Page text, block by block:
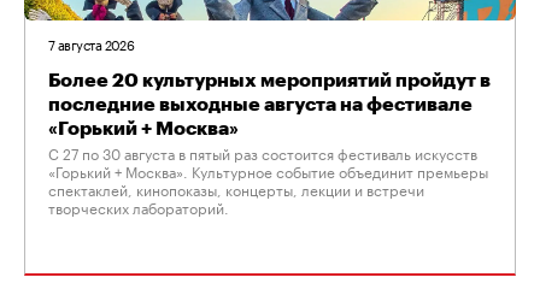
7 августа 2026
Более 20 культурных мероприятий пройдут в
последние выходные августа на фестивале
«Горький + Москва»
С 27 по 30 августа в пятый раз состоится фестиваль искусств
«Горький + Москва». Культурное событие объединит премьеры
спектаклей, кинопоказы, концерты, лекции и встречи
творческих лабораторий.